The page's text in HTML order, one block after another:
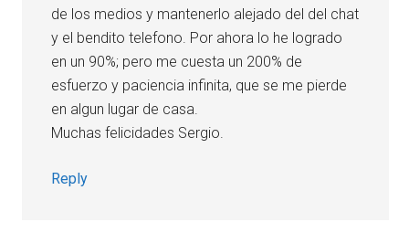
de los medios y mantenerlo alejado del del chat
y el bendito telefono. Por ahora lo he logrado
en un 90%; pero me cuesta un 200% de
esfuerzo y paciencia infinita, que se me pierde
en algun lugar de casa.
Muchas felicidades Sergio.
Reply